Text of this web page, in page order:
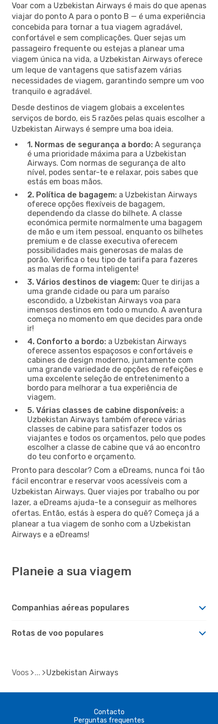
Voar com a Uzbekistan Airways é mais do que apenas
viajar do ponto A para o ponto B — é uma experiência
concebida para tornar a tua viagem agradável,
confortável e sem complicações. Quer sejas um
passageiro frequente ou estejas a planear uma
viagem única na vida, a Uzbekistan Airways oferece
um leque de vantagens que satisfazem várias
necessidades de viagem, garantindo sempre um voo
tranquilo e agradável.
Desde destinos de viagem globais a excelentes
serviços de bordo, eis 5 razões pelas quais escolher a
Uzbekistan Airways é sempre uma boa ideia.
1. Normas de segurança a bordo: A segurança
é uma prioridade máxima para a Uzbekistan
Airways. Com normas de segurança de alto
nível, podes sentar-te e relaxar, pois sabes que
estás em boas mãos.
2. Política de bagagem: a Uzbekistan Airways
oferece opções flexíveis de bagagem,
dependendo da classe do bilhete. A classe
económica permite normalmente uma bagagem
de mão e um item pessoal, enquanto os bilhetes
premium e de classe executiva oferecem
possibilidades mais generosas de malas de
porão. Verifica o teu tipo de tarifa para fazeres
as malas de forma inteligente!
3. Vários destinos de viagem: Quer te dirijas a
uma grande cidade ou para um paraíso
escondido, a Uzbekistan Airways voa para
imensos destinos em todo o mundo. A aventura
começa no momento em que decides para onde
ir!
4. Conforto a bordo: a Uzbekistan Airways
oferece assentos espaçosos e confortáveis e
cabines de design moderno, juntamente com
uma grande variedade de opções de refeições e
uma excelente seleção de entretenimento a
bordo para melhorar a tua experiência de
viagem.
5. Várias classes de cabine disponíveis: a
Uzbekistan Airways também oferece várias
classes de cabine para satisfazer todos os
viajantes e todos os orçamentos, pelo que podes
escolher a classe de cabine que vá ao encontro
do teu conforto e orçamento.
Pronto para descolar? Com a eDreams, nunca foi tão
fácil encontrar e reservar voos acessíveis com a
Uzbekistan Airways. Quer viajes por trabalho ou por
lazer, a eDreams ajuda-te a conseguir as melhores
ofertas. Então, estás à espera do quê? Começa já a
planear a tua viagem de sonho com a Uzbekistan
Airways e a eDreams!
Planeie a sua viagem
Companhias aéreas populares
Rotas de voo populares
Voos Uzbekistan Airways
Contacto
Perguntas frequentes